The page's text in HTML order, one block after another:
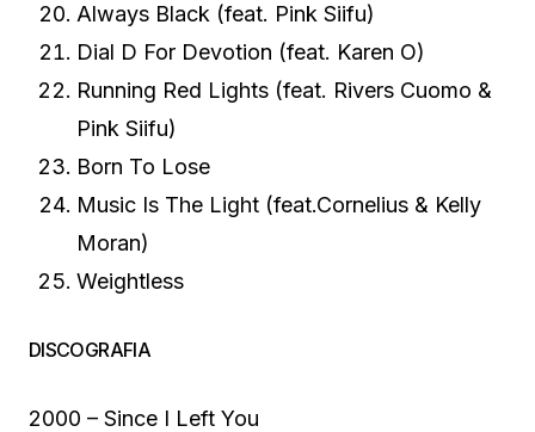
Always Black (feat. Pink Siifu)
Dial D For Devotion (feat. Karen O)
Running Red Lights (feat. Rivers Cuomo &
Pink Siifu)
Born To Lose
Music Is The Light (feat.Cornelius & Kelly
Moran)
Weightless
DISCOGRAFIA
2000 – Since I Left You